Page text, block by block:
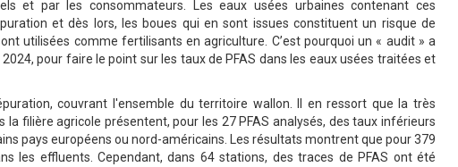
et par les consommateurs. Les eaux usées urbaines contenant ces
et dès lors, les boues qui en sont issues constituent un risque de
utilisées comme fertilisants en agriculture. C’est pourquoi un « audit » a
pour faire le point sur les taux de PFAS dans les eaux usées traitées et
couvrant l'ensemble du territoire wallon. Il en ressort que la très
filière agricole présentent, pour les 27 PFAS analysés, des taux inférieurs
pays européens ou nord-américains. Les résultats montrent que pour 379
les effluents. Cependant, dans 64 stations, des traces de PFAS ont été